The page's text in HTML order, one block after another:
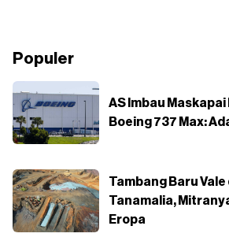
Populer
AS Imbau
Boeing 737 Max:
Tambang Baru Vale
Tanamalia,
Eropa